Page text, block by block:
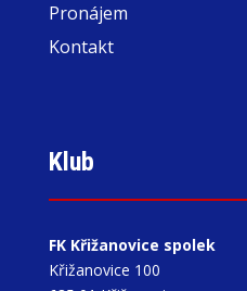
Pronájem
Kontakt
Klub
FK Křižanovice spolek
Křižanovice 100